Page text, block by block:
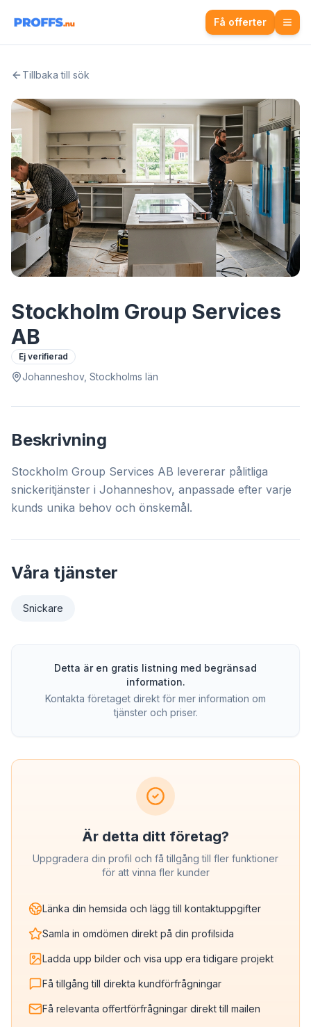
Få offerter
Tillbaka till sök
Stockholm Group Services
AB
Ej verifierad
Johanneshov, Stockholms län
Beskrivning
Stockholm Group Services AB levererar pålitliga
snickeritjänster i Johanneshov, anpassade efter varje
kunds unika behov och önskemål.
Våra tjänster
Snickare
Detta är en gratis listning med begränsad
information.
Kontakta företaget direkt för mer information om
tjänster och priser.
Är detta ditt företag?
Uppgradera din profil och få tillgång till fler funktioner
för att vinna fler kunder
Länka din hemsida och lägg till kontaktuppgifter
Samla in omdömen direkt på din profilsida
Ladda upp bilder och visa upp era tidigare projekt
Få tillgång till direkta kundförfrågningar
Få relevanta offertförfrågningar direkt till mailen